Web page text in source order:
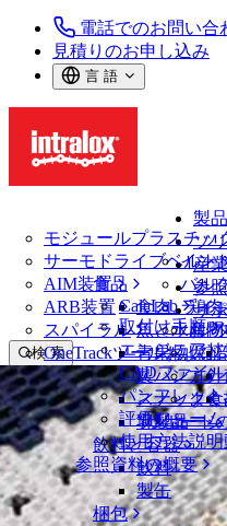
電話でのお問い合
見積りのお申し込み
言 語
製品
モジュールプラスチッ
サーモドライブベルト
AIM装置
ARB装置
スパイラル
OneTrackツールおよび
ソ
イン
バル
ライ
パレ
ソリュー
産業
食品
食肉、鶏肉
魚と水産物
青果物
製パン
スナック食
乳製品
飲料と容器
飲料
製缶
梱包
参
CalcLab
取付け手順
エンジニア
CADファイル
パンフレッ
評価フォーム
使用方法説
参照資料の概要
サ
お
保証
方
よ
サポート
検 索
メニューを開く
開示
イントラロック
針